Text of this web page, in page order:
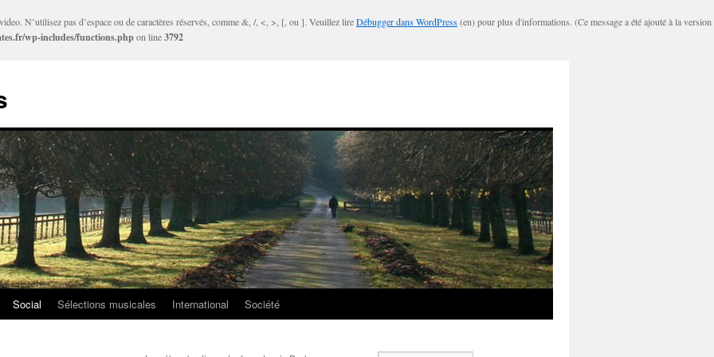
N’utilisez pas d’espace ou de caractères réservés, comme &, /, <, >, [, ou ]. Veuillez lireDébugger dans WordPress(en) pour plus d'informations. (Ce message a été ajouté à la version
wp-includes/functions.phpon line3792
Social Sélections musicales International Société